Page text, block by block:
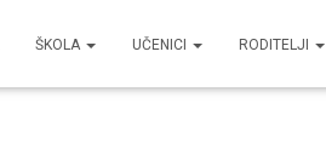
ŠKOLA UČENICI RODITELJI